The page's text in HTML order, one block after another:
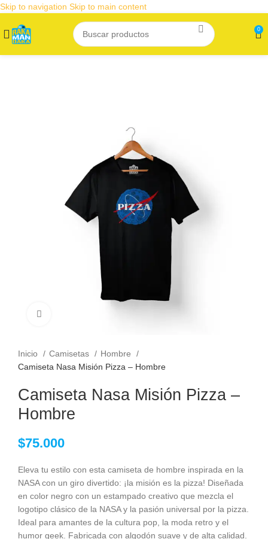
Skip to navigation Skip to main content
0
Inicio Camisetas
Hombre
Camiseta Nasa Misión Pizza – Hombre
Camiseta Nasa Misión Pizza –
Hombre
$75.000
Eleva tu estilo con esta camiseta de hombre inspirada en la
NASA con un giro divertido: ¡la misión es la pizza! Diseñada
en color negro con un estampado creativo que mezcla el
logotipo clásico de la NASA y la pasión universal por la pizza.
Ideal para amantes de la cultura pop, la moda retro y el
humor geek. Fabricada con algodón suave y de alta calidad.